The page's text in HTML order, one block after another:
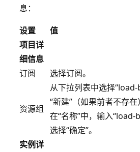
息：
设置
值
项目详
细信息
订阅
选择订阅。
资源组
从下拉列表中选择
“新建”（如果前者不存在）
在“名称”中，输入“load-
选择“确定”。
实例详